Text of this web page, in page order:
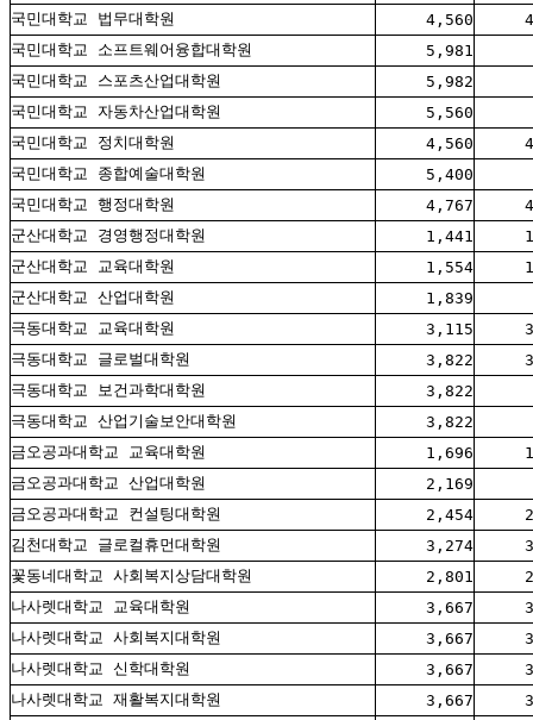
국민대학교 법무대학원
4,560
국민대학교 소프트웨어융합대학원
5,981
국민대학교 스포츠산업대학원
5,982
국민대학교 자동차산업대학원
5,560
국민대학교 정치대학원
4,560
국민대학교 종합예술대학원
5,400
국민대학교 행정대학원
4,767
군산대학교 경영행정대학원
1,441
군산대학교 교육대학원
1,554
군산대학교 산업대학원
1,839
극동대학교 교육대학원
3,115
극동대학교 글로벌대학원
3,822
극동대학교 보건과학대학원
3,822
극동대학교 산업기술보안대학원
3,822
금오공과대학교 교육대학원
1,696
금오공과대학교 산업대학원
2,169
금오공과대학교 컨설팅대학원
2,454
김천대학교 글로컬휴먼대학원
3,274
꽃동네대학교 사회복지상담대학원
2,801
나사렛대학교 교육대학원
3,667
나사렛대학교 사회복지대학원
3,667
나사렛대학교 신학대학원
3,667
나사렛대학교 재활복지대학원
3,667